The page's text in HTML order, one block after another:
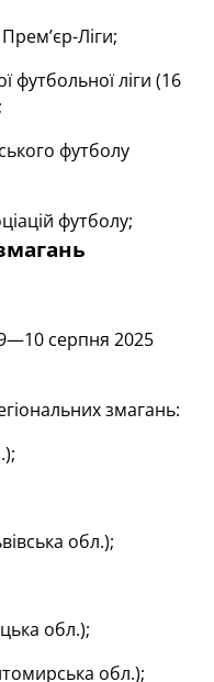
Ліги;
ліги (16
футболу
футболу;
серпня 2025
змагань:
обл.);
обл.);
обл.);